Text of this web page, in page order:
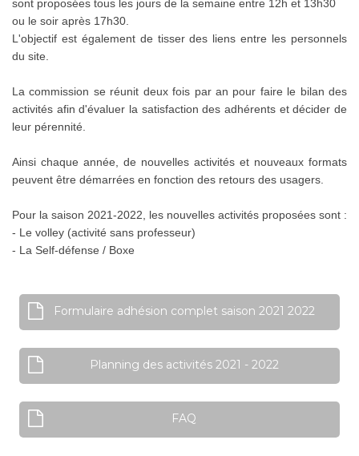
sont proposées tous les jours de la semaine entre 12h et 13h30
ou le soir après 17h30.
L'objectif est également de tisser des liens entre les personnels
du site.
La commission se réunit deux fois par an pour faire le bilan des
activités afin d'évaluer la satisfaction des adhérents et décider de
leur pérennité.
Ainsi chaque année, de nouvelles activités et nouveaux formats
peuvent être démarrées en fonction des retours des usagers.
Pour la saison 2021-2022, les nouvelles activités proposées sont :
- Le volley (activité sans professeur)
- La Self-défense / Boxe
Formulaire adhésion complet saison 2021 2022
Planning des activités 2021 - 2022
FAQ